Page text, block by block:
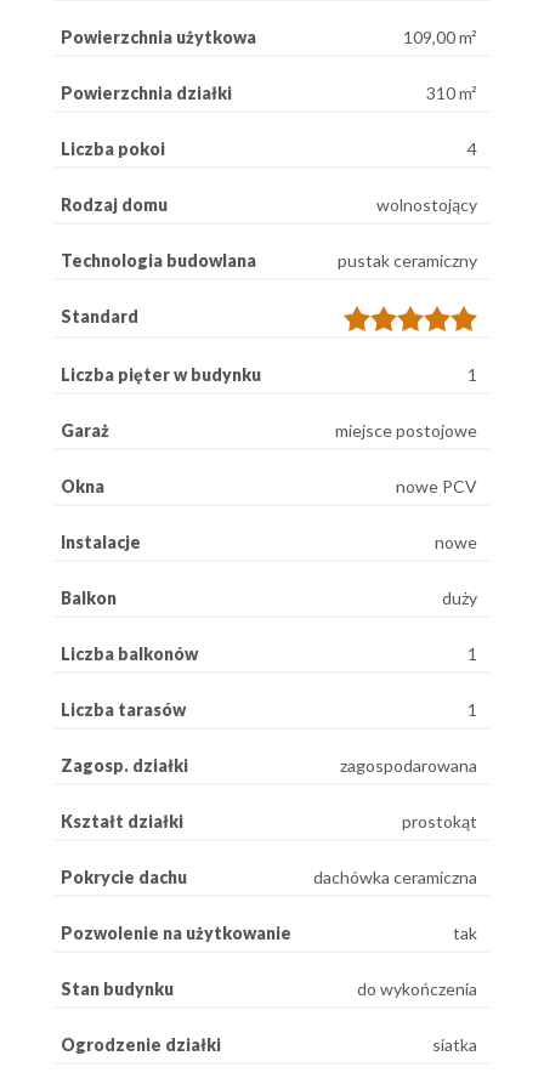
Powierzchnia użytkowa 109,00 m²
Powierzchnia działki 310 m²
Liczba pokoi 4
Rodzaj domu wolnostojący
Technologia budowlana pustak ceramiczny
Standard
Liczba pięter w budynku 1
Garaż miejsce postojowe
Okna nowe PCV
Instalacje nowe
Balkon duży
Liczba balkonów 1
Liczba tarasów 1
Zagosp. działki zagospodarowana
Kształt działki prostokąt
Pokrycie dachu dachówka ceramiczna
Pozwolenie na użytkowanie tak
Stan budynku do wykończenia
Ogrodzenie działki siatka